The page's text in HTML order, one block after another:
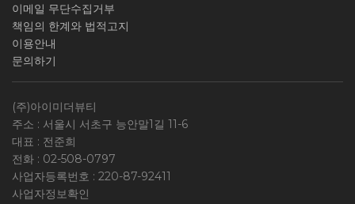
이메일 무단수집거부
책임의 한계와 법적고지
이용안내
문의하기
(주)아이미더뷰티
주소 : 서울시 서초구 능안말1길 11-6
대표 : 전준희
전화 : 02-508-0797
사업자등록번호 : 220-87-92411
사업자정보확인